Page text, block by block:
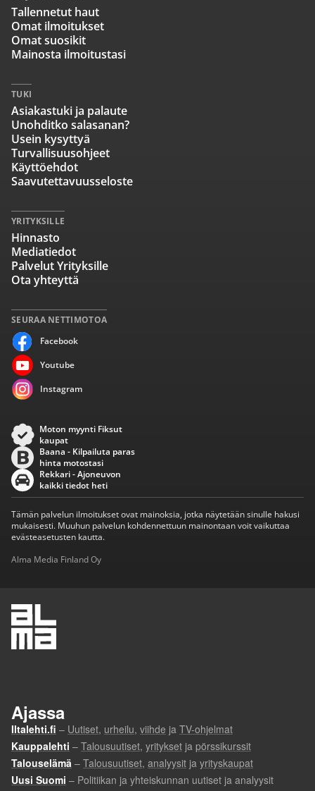
SEURAA NETTIMOTOA
Facebook
Youtube
Instagram
Tallennetut haut
Omat ilmoitukset
Omat suosikit
Mainosta ilmoitustasi
TUKI
Asiakastuki ja palaute
Unohditko salasanan?
Usein kysyttyä
Turvallisuusohjeet
Käyttöehdot
Saavutettavuusseloste
YRITYKSILLE
Hinnasto
Mediatiedot
Palvelut Yrityksille
Ota yhteyttä
Moton myynti Fiksut
kaupat
Baana - Kilpailuta paras
hinta motostasi
Rekkari - Ajoneuvon
kaikki tiedot heti
Tämän palvelun ilmoitukset ovat mainoksia, jotka näytetään sinulle hakusi
mukaisesti. Muuhun palvelun kohdennettuun mainontaan voit vaikuttaa
evästeasetusten kautta.
Alma Media Finland Oy